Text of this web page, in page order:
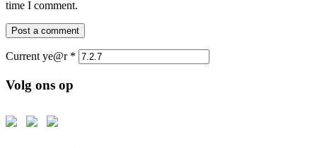
time I comment.
Current ye@r *
Volg ons op